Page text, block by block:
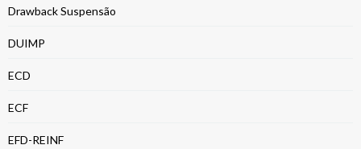
Drawback Suspensão
DUIMP
ECD
ECF
EFD-REINF